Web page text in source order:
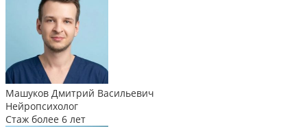
Машуков Дмитрий Васильевич
Нейропсихолог
Стаж более 6 лет